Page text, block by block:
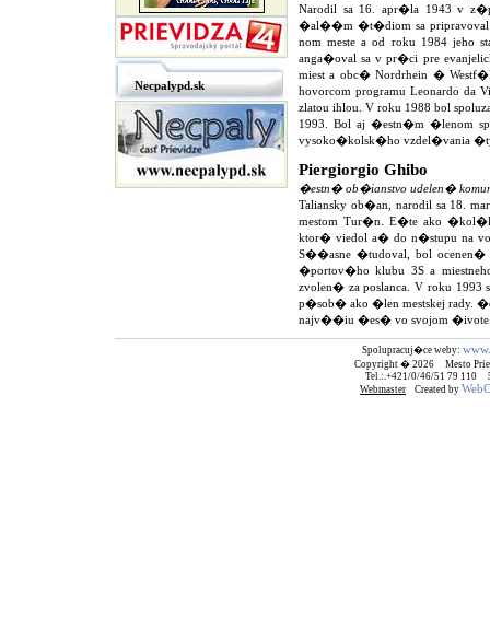
Necpalypd.sk
Narodil sa 16. apr�la 1943 v
�al��m �t�diom sa pripravoval
nom meste a od roku 1984 jeho
anga�oval sa v pr�ci pre
miest a obc� Nordrhein �
hovorcom programu Leonardo da
zlatou ihlou. V roku 1988 bol
1993. Bol aj �estn�m �lenom
vysoko�kolsk�ho vzdel�vania
Piergiorgio Ghibo
�estn� ob�ianstvo udelen�
Taliansky ob�an, narodil sa 18.
mestom Tur�n. E�te ako
ktor� viedol a� do n�stupu na
S��asne �tudoval, bol ocenen�
�portov�ho klubu 3S a
zvolen� za poslanca. V roku
p�sob� ako �len mestskej rady.
najv��iu �es� vo svojom
Spolupracuj�ce weby:
Copyright � 2026 Mesto
Tel.:.+421/0/46/51 79 110
Webmaster Created by